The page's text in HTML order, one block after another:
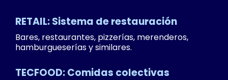
RETAIL: Sistema de restauración
Bares, restaurantes, pizzerías, merenderos,
hamburgueserías y similares.
TECFOOD: Comidas colectivas